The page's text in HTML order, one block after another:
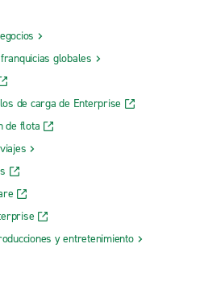
globales
de carga de Enterprise
de flota
y entretenimiento